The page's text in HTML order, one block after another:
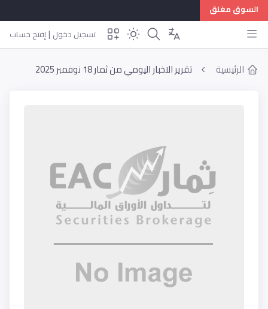
السوق مغلق
تسجيل دخول |إفتح حساب
الرئيسية تقرير الاخبار اليومي من ثمار 18 نوفمبر 2025